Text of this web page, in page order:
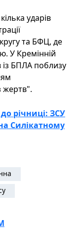
ударів
та БФЦ, де
У Кремінній
із БПЛА поблизу
жертв".
річниці: ЗСУ
Силікатному